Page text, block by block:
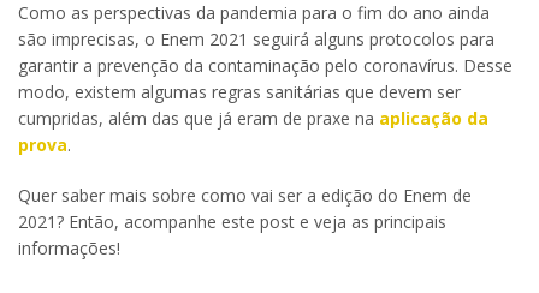
Como as perspectivas da pandemia para o fim do ano ainda
são imprecisas, o Enem 2021 seguirá alguns protocolos para
garantir a prevenção da contaminação pelo coronavírus. Desse
modo, existem algumas regras sanitárias que devem ser
cumpridas, além das que já eram de praxe na aplicação da
prova.
Quer saber mais sobre como vai ser a edição do Enem de
2021? Então, acompanhe este post e veja as principais
informações!